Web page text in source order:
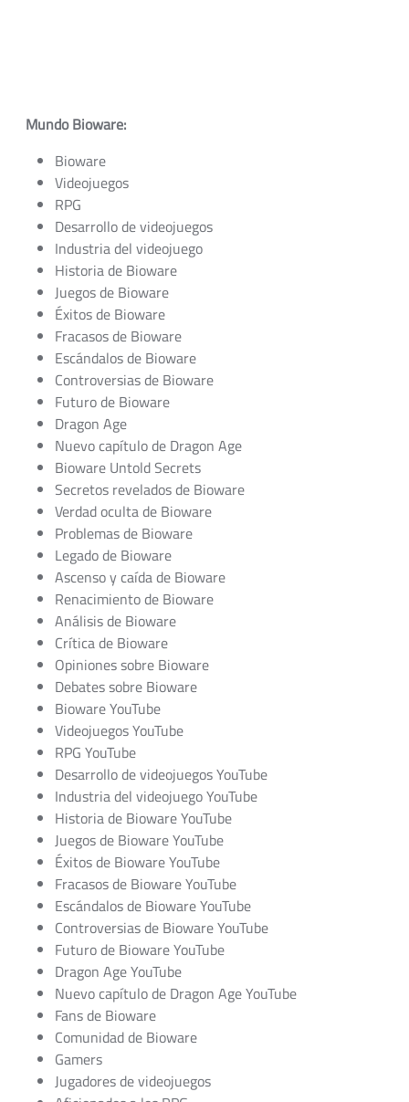
Mundo Bioware:
Bioware
Videojuegos
RPG
Desarrollo de videojuegos
Industria del videojuego
Historia de Bioware
Juegos de Bioware
Éxitos de Bioware
Fracasos de Bioware
Escándalos de Bioware
Controversias de Bioware
Futuro de Bioware
Dragon Age
Nuevo capítulo de Dragon Age
Bioware Untold Secrets
Secretos revelados de Bioware
Verdad oculta de Bioware
Problemas de Bioware
Legado de Bioware
Ascenso y caída de Bioware
Renacimiento de Bioware
Análisis de Bioware
Crítica de Bioware
Opiniones sobre Bioware
Debates sobre Bioware
Bioware YouTube
Videojuegos YouTube
RPG YouTube
Desarrollo de videojuegos YouTube
Industria del videojuego YouTube
Historia de Bioware YouTube
Juegos de Bioware YouTube
Éxitos de Bioware YouTube
Fracasos de Bioware YouTube
Escándalos de Bioware YouTube
Controversias de Bioware YouTube
Futuro de Bioware YouTube
Dragon Age YouTube
Nuevo capítulo de Dragon Age YouTube
Fans de Bioware
Comunidad de Bioware
Gamers
Jugadores de videojuegos